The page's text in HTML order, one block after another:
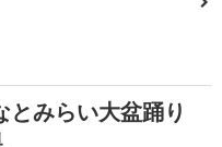
とみらい大盆踊り